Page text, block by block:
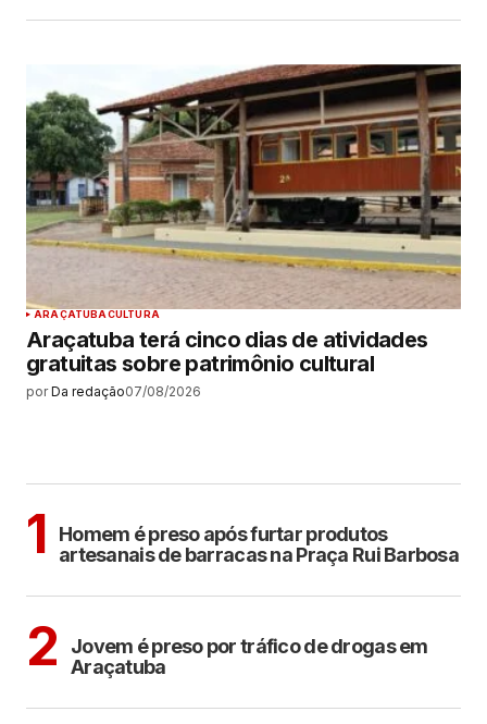
ARAÇATUBACULTURA
Araçatuba terá cinco dias de atividades
gratuitas sobre patrimônio cultural
por Da redação07/08/2026
1
Homem é preso após furtar produtos
artesanais de barracas na Praça Rui Barbosa
2
Jovem é preso por tráfico de drogas em
Araçatuba